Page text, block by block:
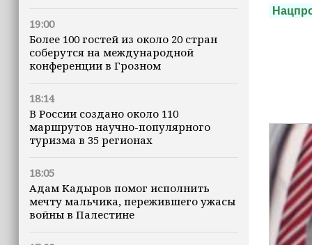
19:00
Более 100 гостей из около 20 стран
соберутся на международной
конференции в Грозном
18:14
В России создано около 110
маршрутов научно-популярного
туризма в 35 регионах
18:05
Адам Кадыров помог исполнить
мечту мальчика, пережившего ужасы
войны в Палестине